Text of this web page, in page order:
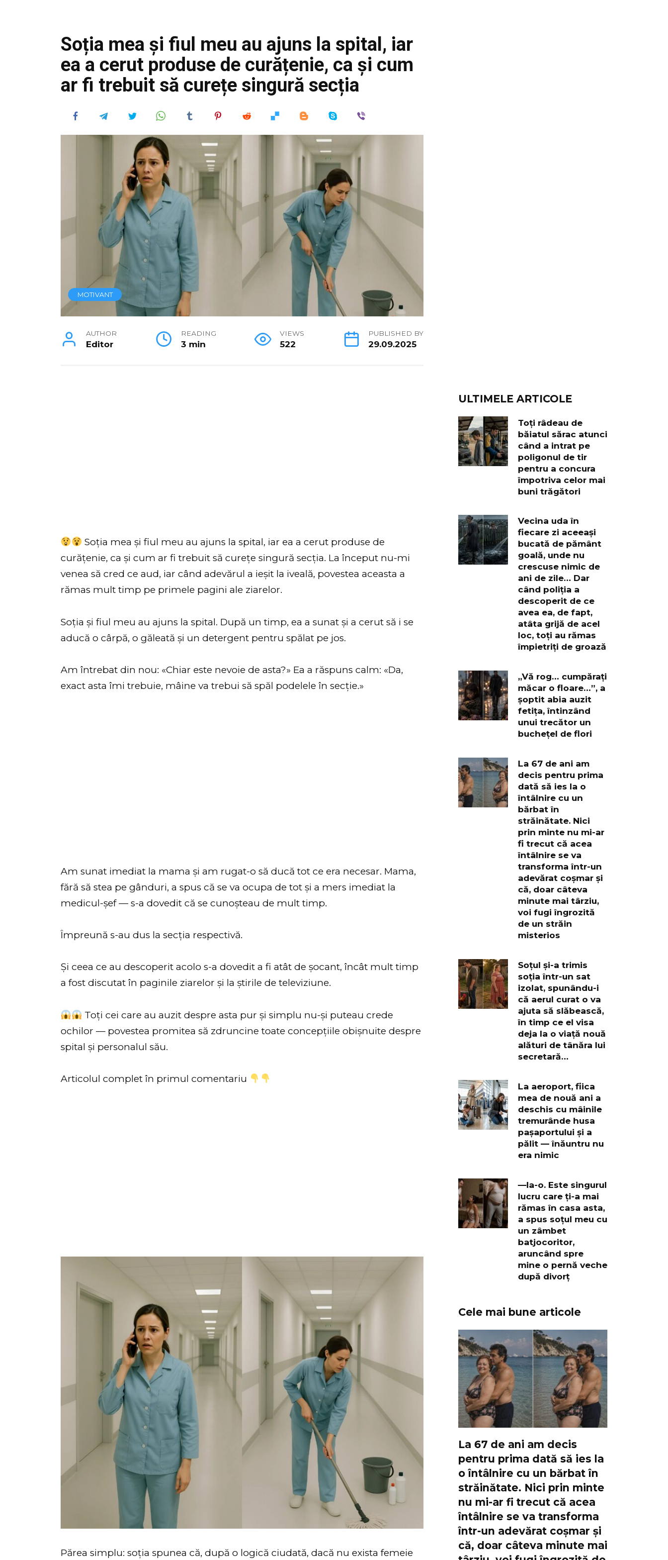
Soția mea și fiul meu au ajuns la spital, iar
ea a cerut produse de curățenie, ca și cum
ar fi trebuit să curețe singură secția
MOTIVANT
AUTHOR
Editor
READING
3 min
VIEWS
522
PUBLISHED BY
29.09.2025
Soția mea și fiul meu au ajuns la spital, iar ea a cerut produse de
curățenie, ca și cum ar fi trebuit să curețe singură secția. La început nu-mi
venea să cred ce aud, iar când adevărul a ieșit la iveală, povestea aceasta a
rămas mult timp pe primele pagini ale ziarelor.
Soția și fiul meu au ajuns la spital. După un timp, ea a sunat și a cerut să i se
aducă o cârpă, o găleată și un detergent pentru spălat pe jos.
Am întrebat din nou: «Chiar este nevoie de asta?» Ea a răspuns calm: «Da,
exact asta îmi trebuie, mâine va trebui să spăl podelele în secție.»
Am sunat imediat la mama și am rugat-o să ducă tot ce era necesar. Mama,
fără să stea pe gânduri, a spus că se va ocupa de tot și a mers imediat la
medicul-șef — s-a dovedit că se cunoșteau de mult timp.
Împreună s-au dus la secția respectivă.
Și ceea ce au descoperit acolo s-a dovedit a fi atât de șocant, încât mult timp
a fost discutat în paginile ziarelor și la știrile de televiziune.
Toți cei care au auzit despre asta pur și simplu nu-și puteau crede
ochilor — povestea promitea să zdruncine toate concepțiile obișnuite despre
spital și personalul său.
Articolul complet în primul comentariu
Părea simplu: soția spunea că, după o logică ciudată, dacă nu exista femeie
ULTIMELE ARTICOLE
Toți râdeau de
băiatul sărac atunci
când a intrat pe
poligonul de tir
pentru a concura
împotriva celor mai
buni trăgători
Vecina uda în
fiecare zi aceeași
bucată de pământ
goală, unde nu
crescuse nimic de
ani de zile… Dar
când poliția a
descoperit de ce
avea ea, de fapt,
atâta grijă de acel
loc, toți au rămas
împietriți de groază
„Vă rog… cumpărați
măcar o floare…”, a
șoptit abia auzit
fetița, întinzând
unui trecător un
buchețel de flori
La 67 de ani am
decis pentru prima
dată să ies la o
întâlnire cu un
bărbat în
străinătate. Nici
prin minte nu mi-ar
fi trecut că acea
întâlnire se va
transforma într-un
adevărat coșmar și
că, doar câteva
minute mai târziu,
voi fugi îngrozită
de un străin
misterios
Soțul și-a trimis
soția într-un sat
izolat, spunându-i
că aerul curat o va
ajuta să slăbească,
în timp ce el visa
deja la o viață nouă
alături de tânăra lui
secretară…
La aeroport, fiica
mea de nouă ani a
deschis cu mâinile
tremurânde husa
pașaportului și a
pălit — înăuntru nu
era nimic
—Ia-o. Este singurul
lucru care ți-a mai
rămas în casa asta,
a spus soțul meu cu
un zâmbet
batjocoritor,
aruncând spre
mine o pernă veche
după divorț
Cele mai bune articole
La 67 de ani am decis
pentru prima dată să ies la
o întâlnire cu un bărbat în
străinătate. Nici prin minte
nu mi-ar fi trecut că acea
întâlnire se va transforma
într-un adevărat coșmar și
că, doar câteva minute mai